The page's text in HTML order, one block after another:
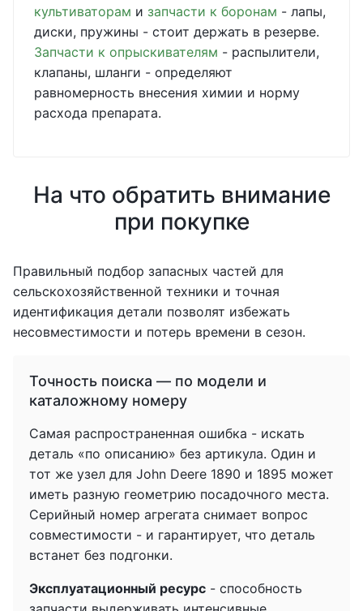
культиваторам и запчасти к боронам - лапы,
диски, пружины - стоит держать в резерве.
Запчасти к опрыскивателям - распылители,
клапаны, шланги - определяют
равномерность внесения химии и норму
расхода препарата.
На что обратить внимание
при покупке
Правильный подбор запасных частей для
сельскохозяйственной техники и точная
идентификация детали позволят избежать
несовместимости и потерь времени в сезон.
Точность поиска — по модели и
каталожному номеру
Самая распространенная ошибка - искать
деталь «по описанию» без артикула. Один и
тот же узел для John Deere 1890 и 1895 может
иметь разную геометрию посадочного места.
Серийный номер агрегата снимает вопрос
совместимости - и гарантирует, что деталь
встанет без подгонки.
Эксплуатационный ресурс - способность